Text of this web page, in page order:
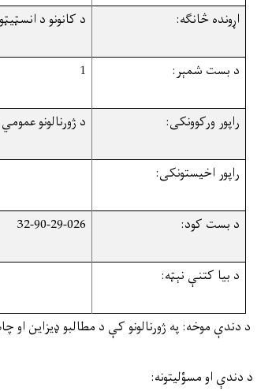
اړونده څانګه: د کانونو د
د بست شمېر:
1
راپور ورکوونکی: د ژورنالونو
راپور اخیستونکی:
د بست کود:
32-90-29-026
د بیا کتنې نېټه:
د دندې موخه:په ژورنالونو کې د مطالبو ډيزاين او
د دندې او مسؤليتونه: